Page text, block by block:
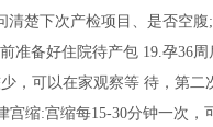
楚下次产检项目、是否空
准备好住院待产包 19.孕36
，可以在家观察等 待，第
宫缩:宫缩每15-30分钟一次